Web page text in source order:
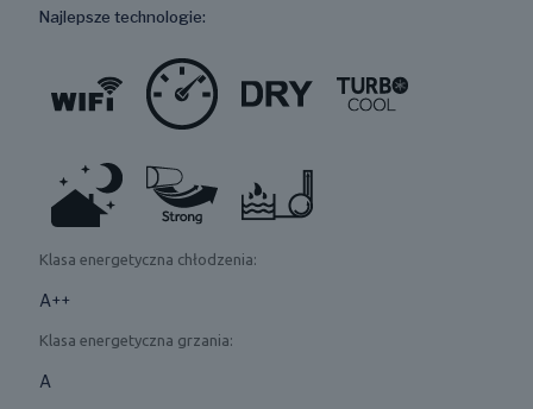
Najlepsze technologie:
Klasa energetyczna chłodzenia:
A++
Klasa energetyczna grzania:
A